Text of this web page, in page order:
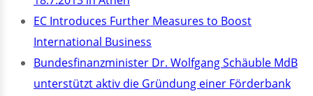
EC Introduces Further Measures to Boost
International Business
Bundesfinanzminister Dr. Wolfgang Schäuble MdB
unterstützt aktiv die Gründung einer Förderbank